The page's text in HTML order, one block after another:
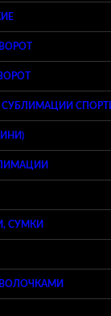
СУМКИ